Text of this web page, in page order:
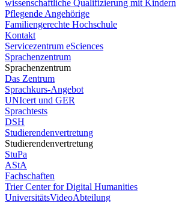
wissenschaftliche Qualifizierung mit Kindern
Pflegende Angehörige
Familiengerechte Hochschule
Kontakt
Servicezentrum eSciences
Sprachenzentrum
Sprachenzentrum
Das Zentrum
Sprachkurs-Angebot
UNIcert und GER
Sprachtests
DSH
Studierendenvertretung
Studierendenvertretung
StuPa
AStA
Fachschaften
Trier Center for Digital Humanities
UniversitätsVideoAbteilung